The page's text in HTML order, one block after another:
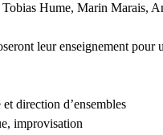
Hume, Marin Marais,
leur enseignement
direction d’ensembles
improvisation